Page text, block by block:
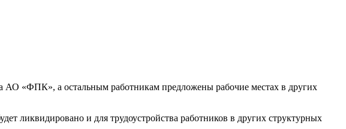
АО «ФПК», а остальным работникам предложены рабочие местах в других
ликвидировано и для трудоустройства работников в других структурных